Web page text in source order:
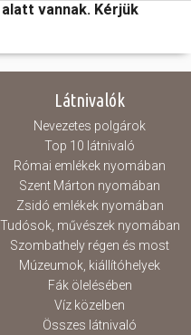
vannak. Kérjük
Látnivalók
Nevezetes polgárok
Top 10 látnivaló
Római emlékek nyomában
Szent Márton nyomában
Zsidó emlékek nyomában
Tudósok, művészek nyomában
Szombathely régen és most
Múzeumok, kiállítóhelyek
Fák ölelésében
Víz közelben
Összes látnivaló